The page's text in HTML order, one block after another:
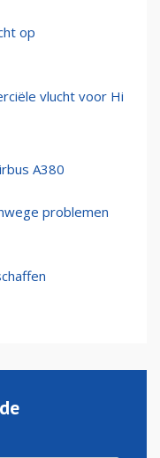
op
vlucht voor Hi
A380
problemen